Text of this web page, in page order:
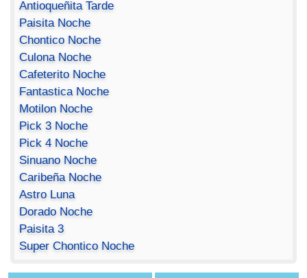
Antioqueñita Tarde
Paisita Noche
Chontico Noche
Culona Noche
Cafeterito Noche
Fantastica Noche
Motilon Noche
Pick 3 Noche
Pick 4 Noche
Sinuano Noche
Caribeña Noche
Astro Luna
Dorado Noche
Paisita 3
Super Chontico Noche